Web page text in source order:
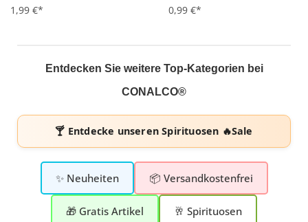
1,99 €* 0,99 €*
Entdecken Sie weitere Top-Kategorien bei
CONALCO®
🍸 Entdecke unserenSpirituosen 🔥Sale
✨ Neuheiten 📦 Versandkostenfrei
🎁 Gratis Artikel 🥂 Spirituosen